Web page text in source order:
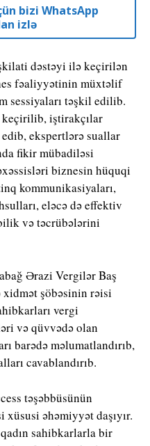
bizi WhatsApp
izlə
dəstəyi ilə keçirilən
fəaliyyətinin müxtəlif
sessiyaları təşkil edilib.
iştirakçılar
ekspertlərə suallar
fikir mübadiləsi
biznesin hüquqi
kommunikasiyaları,
eləcə də effektiv
və təcrübələrini
Ərazi Vergilər Baş
şöbəsinin rəisi
vergi
və qüvvədə olan
barədə məlumatlandırıb,
cavablandırıb.
təşəbbüsünün
əhəmiyyət daşıyır.
sahibkarlarla bir